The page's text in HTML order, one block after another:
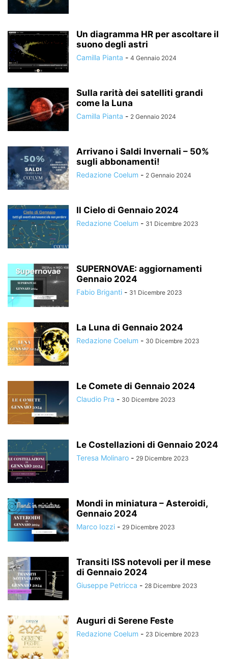
Un diagramma HR per ascoltare il
suono degli astri
Camilla Pianta - 4 Gennaio 2024
Sulla rarità dei satelliti grandi
come la Luna
Camilla Pianta - 2 Gennaio 2024
Arrivano i Saldi Invernali – 50%
sugli abbonamenti!
Redazione Coelum - 2 Gennaio 2024
Il Cielo di Gennaio 2024
Redazione Coelum - 31 Dicembre 2023
SUPERNOVAE: aggiornamenti
Gennaio 2024
Fabio Briganti - 31 Dicembre 2023
La Luna di Gennaio 2024
Redazione Coelum - 30 Dicembre 2023
Le Comete di Gennaio 2024
Claudio Pra - 30 Dicembre 2023
Le Costellazioni di Gennaio 2024
Teresa Molinaro - 29 Dicembre 2023
Mondi in miniatura – Asteroidi,
Gennaio 2024
Marco Iozzi - 29 Dicembre 2023
Transiti ISS notevoli per il mese
di Gennaio 2024
Giuseppe Petricca - 28 Dicembre 2023
Auguri di Serene Feste
Redazione Coelum - 23 Dicembre 2023